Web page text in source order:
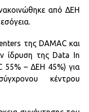
από ΔΕΗ
της DAMAC και
ίδρυση της Data In
55% – ΔΕΗ 45%) για
κέντρου